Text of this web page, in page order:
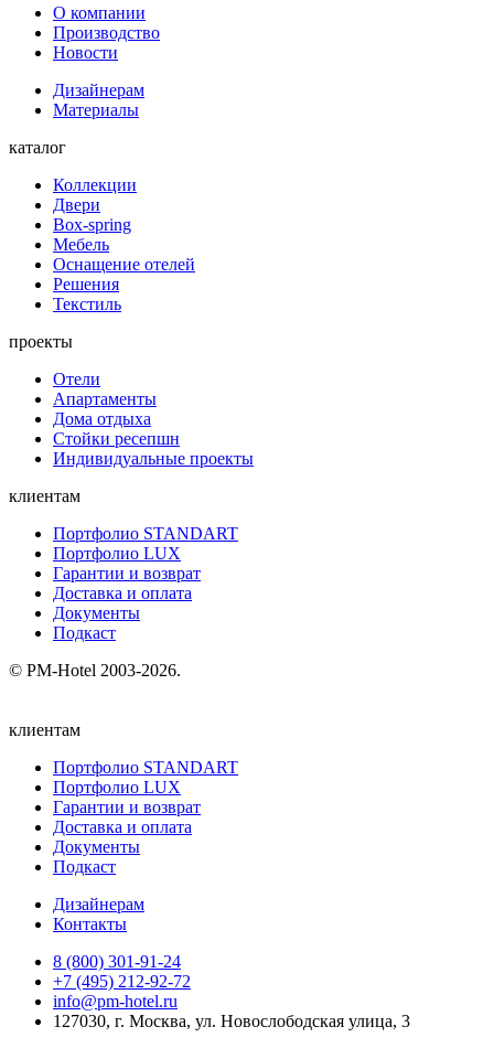
О компании
Производство
Новости
Дизайнерам
Материалы
каталог
Коллекции
Двери
Box-spring
Мебель
Оснащение отелей
Решения
Текстиль
проекты
Отели
Апартаменты
Дома отдыха
Стойки ресепшн
Индивидуальные проекты
клиентам
Портфолио STANDART
Портфолио LUX
Гарантии и возврат
Доставка и оплата
Документы
Подкаст
© PM-Hotel 2003-2026.
клиентам
Портфолио STANDART
Портфолио LUX
Гарантии и возврат
Доставка и оплата
Документы
Подкаст
Дизайнерам
Контакты
8 (800) 301‑91‑24
+7 (495) 212‑92‑72
info@pm-hotel.ru
127030, г. Москва, ул. Новослободская улица, 3